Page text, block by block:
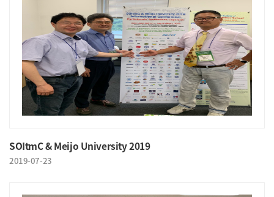
SOItmC & Meijo University 2019
2019-07-23